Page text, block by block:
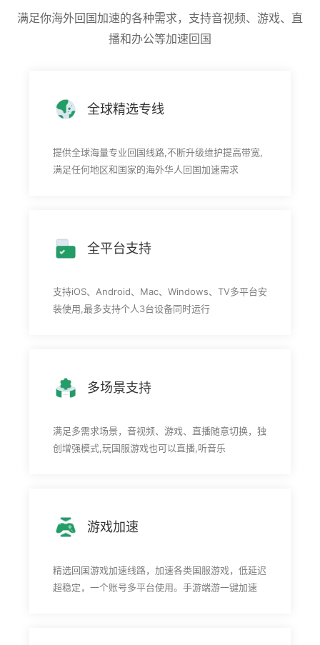
满足你海外回国加速的各种需求，支持音视频、游戏、直
播和办公等加速回国
全球精选专线
提供全球海量专业回国线路,不断升级维护提高带宽,
满足任何地区和国家的海外华人回国加速需求
全平台支持
支持iOS、Android、Mac、Windows、TV多平台安
装使用,最多支持个人3台设备同时运行
多场景支持
满足多需求场景，音视频、游戏、直播随意切换，独
创增强模式,玩国服游戏也可以直播,听音乐
游戏加速
精选回国游戏加速线路，加速各类国服游戏，低延迟
超稳定，一个账号多平台使用。手游端游一键加速